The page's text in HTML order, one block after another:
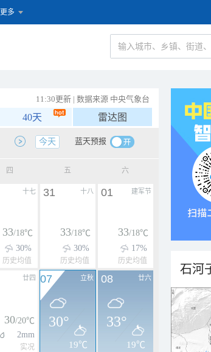
更多
11:30更新 | 数据来源 中央气象台
40天 雷达图
蓝天预报
今天
四 五 六
十七
33/18℃
30%
历史均值
十八
31
33/18℃
30%
历史均值
建军节
01
33/18℃
17%
历史均值
廿四
30/20℃
2mm
实况
立秋
07
30°
19℃
廿六
08
33°
19℃
石河